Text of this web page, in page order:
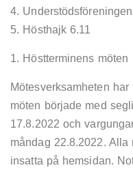
4.
5. Hösthajk 6.11
1. Höstterminens möten
Mötesverksamheten
möten började med
17.8.2022 och
måndag 22.8.2022. Alla
insatta på hemsidan.